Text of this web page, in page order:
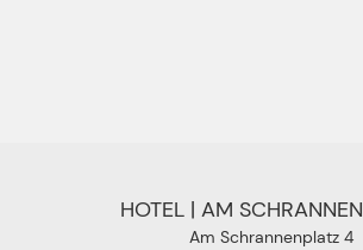
HOTEL | AM
Am Schrannenplatz 4